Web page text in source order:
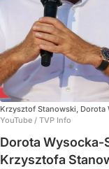
Krzysztof Stanowski, Dorota
YouTube / TVP Info
Dorota Wysocka-
Krzysztofa